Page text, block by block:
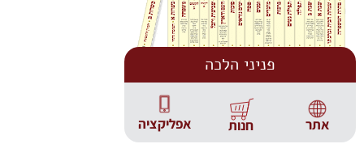
פניני הלכה
אתר חנות אפליקציה